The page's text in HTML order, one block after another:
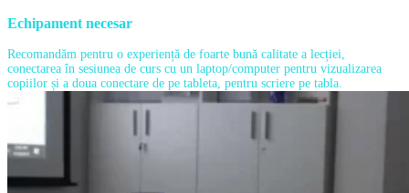
Echipament necesar
Recomandăm pentru o experiență de foarte bună calitate a lecției,
conectarea în sesiunea de curs cu un laptop/computer pentru vizualizarea
copiilor și a doua conectare de pe tableta, pentru scriere pe tabla.